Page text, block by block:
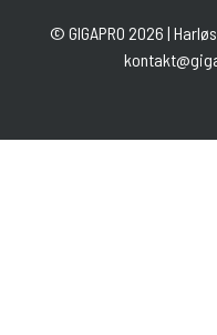
© GIGAPRO 2026 |